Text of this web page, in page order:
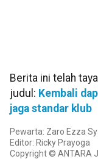
Berita ini telah
judul: Kembali
jaga standar klub
Pewarta: Zaro Ezza
Editor: Ricky Prayoga
Copyright © ANTARA